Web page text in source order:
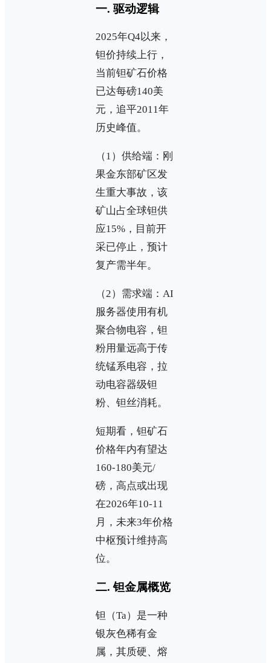
一. 驱动逻辑
2025年Q4以来，
钽价持续上行，
当前钽矿石价格
已达每磅140美
元，追平2011年
历史峰值。
（1）供给端：刚
果金东部矿区发
生重大事故，该
矿山占全球钽供
应15%，目前开
采已停止，预计
复产需半年。
（2）需求端：AI
服务器使用有机
聚合物电容，钽
粉用量远高于传
统锰系电容，拉
动电容器级钽
粉、钽丝消耗。
短期看，钽矿石
价格年内有望达
160-180美元/
磅，高点或出现
在2026年10-11
月，未来3年价格
中枢预计维持高
位。
二. 钽金属概览
钽（Ta）是一种
银灰色稀有金
属，其质硬、熔